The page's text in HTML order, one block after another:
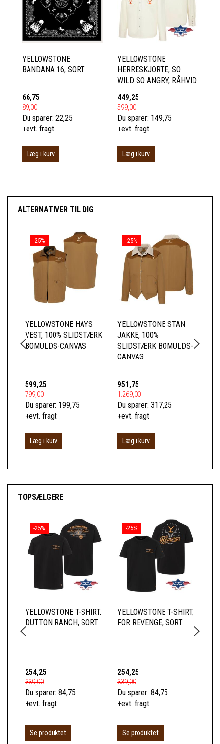
YELLOWSTONE
BANDANA 16, SORT
66,75
89,00
Du sparer: 22,25
+evt. fragt
Læg i kurv
YELLOWSTONE
HERRESKJORTE, SO
WILD SO ANGRY, RÅHVID
449,25
599,00
Du sparer: 149,75
+evt. fragt
Læg i kurv
ALTERNATIVER TIL DIG
-25%
YELLOWSTONE HAYS
VEST, 100% SLIDSTÆRK
BOMULDS-CANVAS
599,25
799,00
Du sparer: 199,75
+evt. fragt
Læg i kurv
-25%
YELLOWSTONE STAN
JAKKE, 100%
SLIDSTÆRK BOMULDS-
CANVAS
951,75
1.269,00
Du sparer: 317,25
+evt. fragt
Læg i kurv
TOPSÆLGERE
-25%
YELLOWSTONE T-SHIRT,
DUTTON RANCH, SORT
254,25
339,00
Du sparer: 84,75
+evt. fragt
Se produktet
-25%
YELLOWSTONE T-SHIRT,
FOR REVENGE, SORT
254,25
339,00
Du sparer: 84,75
+evt. fragt
Se produktet